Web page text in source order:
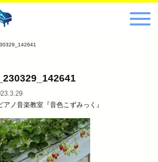
アノ音楽教室『音色こずみっく』